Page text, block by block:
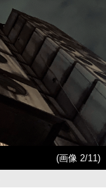
(画像 2/11)